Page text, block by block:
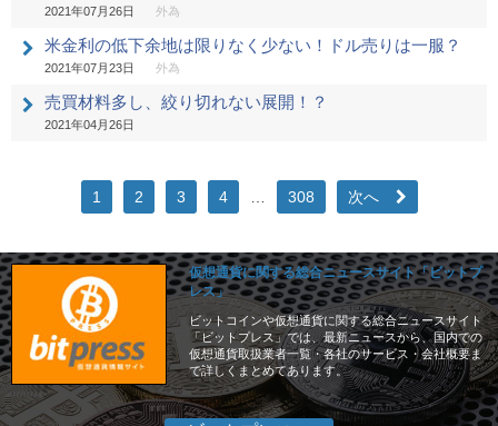
2021年07月26日 外為
米金利の低下余地は限りなく少ない！ドル売りは一服？
2021年07月23日 外為
売買材料多し、絞り切れない展開！？
2021年04月26日
1 2 3 4 308 次へ
仮想通貨に関する総合ニュースサイト「ビットプ
レス」
ビットコインや仮想通貨に関する総合ニュースサイト
「ビットプレス」では、最新ニュースから、国内での
仮想通貨取扱業者一覧・各社のサービス・会社概要ま
で詳しくまとめてあります。